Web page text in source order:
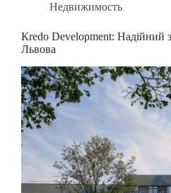
Недвижимость
Кredo Development: Надійний
Львова